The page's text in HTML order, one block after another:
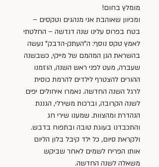
מומלץ בחום!
ומכיוון שאוהבת אני מנהגים וטקסים –
בטח בפרוס עלינו שנה דנדשה – החלטתי
לאמץ טקס נוסף: ה”העתק-הדבק” נעשה
בהשראת הגן המהמם של מייקי, כשבשנה
שעברה, מעט לפני ראש השנה, הוזמנו
ההורים להצטרף לילדים להרמת כוסית
לרגל השנה החדשה. נאמרו איחולים יפים
לשנה הקרובה, וברכות משירלי, הגננת
הנהדרת ומהצוות. שמענו שירי חג
והתכבדנו בעוגת טובה ובתפוח בדבש.
ולקראת סיום, כל ילד קיבל בלון הליום
אותו הפריח לשמים לאחר שביקש
משאלה לשנה החדשה.